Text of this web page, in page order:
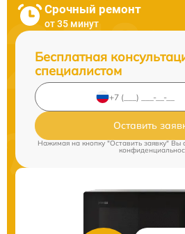
Срочный ремонт
от 35 минут
Бесплатная
специалистом
Оставить
Нажимая на кнопку "Оставить заявку" Вы